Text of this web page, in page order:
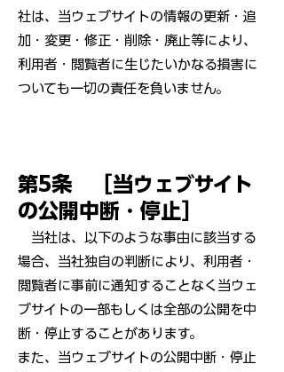
社は、当ウェブサイトの情報の更新・追
加・変更・修正・削除・廃止等により、
利用者・閲覧者に生じたいかなる損害に
ついても一切の責任を負いません。
第5条 ［当ウェブサイト
の公開中断・停止］
当社は、以下のような事由に該当する
場合、当社独自の判断により、利用者・
閲覧者に事前に通知することなく当ウェ
ブサイトの一部もしくは全部の公開を中
断・停止することがあります。
また、当ウェブサイトの公開中断・停止